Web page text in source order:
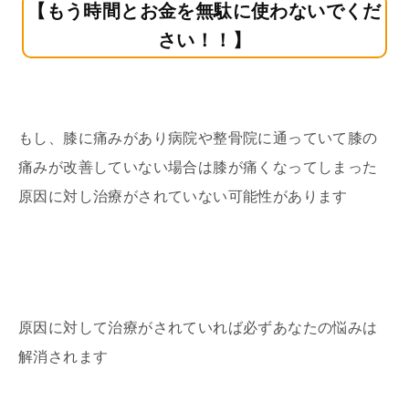
【もう時間とお金を無駄に使わないでくだ
さい！！】
もし、膝に痛みがあり病院や整骨院に通っていて膝の
痛みが改善していない場合は膝が痛くなってしまった
原因に対し治療がされていない可能性があります
原因に対して治療がされていれば必ずあなたの悩みは
解消されます